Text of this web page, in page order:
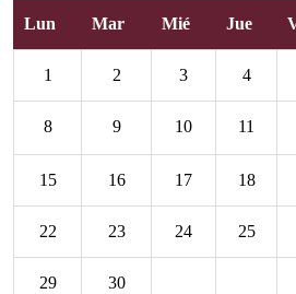
Lun Mar Mié Jue
1 2 3 4
8 9 10 11
15 16 17 18
22 23 24 25
29
30